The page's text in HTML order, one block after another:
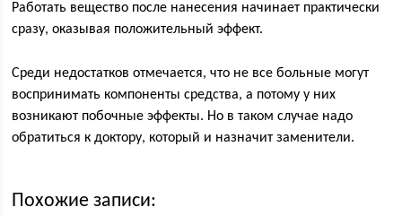
Работать вещество после нанесения начинает практически
сразу, оказывая положительный эффект.
Среди недостатков отмечается, что не все больные могут
воспринимать компоненты средства, а потому у них
возникают побочные эффекты. Но в таком случае надо
обратиться к доктору, который и назначит заменители.
Похожие записи: